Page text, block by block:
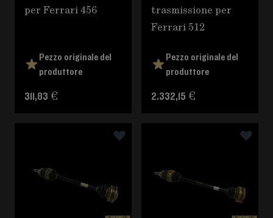
per Ferrari 456
Pezzo originale del
produttore
311,83 €
trasmissione per
Ferrari 512
Pezzo originale del
produttore
2.332,15 €